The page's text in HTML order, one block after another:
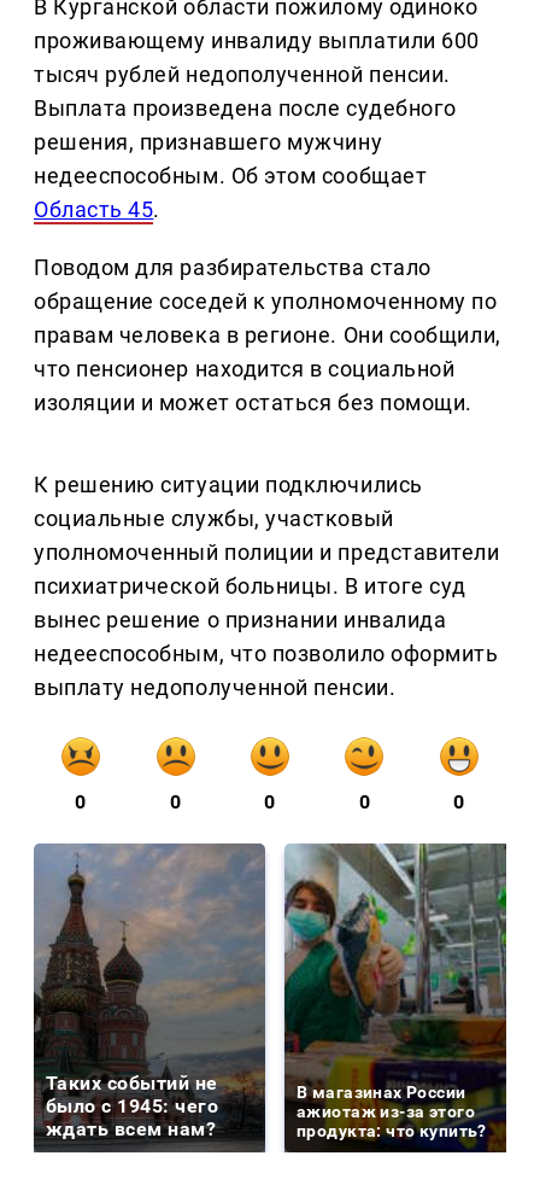
В Курганской области пожилому одиноко
проживающему инвалиду выплатили 600
тысяч рублей недополученной пенсии.
Выплата произведена после судебного
решения, признавшего мужчину
недееспособным. Об этом сообщает
Область 45.
Поводом для разбирательства стало
обращение соседей к уполномоченному по
правам человека в регионе. Они сообщили,
что пенсионер находится в социальной
изоляции и может остаться без помощи.
К решению ситуации подключились
социальные службы, участковый
уполномоченный полиции и представители
психиатрической больницы. В итоге суд
вынес решение о признании инвалида
недееспособным, что позволило оформить
выплату недополученной пенсии.
0 0 0 0 0
Таких событий не
было с 1945: чего
ждать всем нам?
В магазинах России
ажиотаж из-за этого
продукта: что купить?